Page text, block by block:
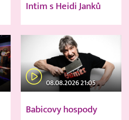
Intim s Heidi Janků
08.08.2026 21:05
Babicovy hospody